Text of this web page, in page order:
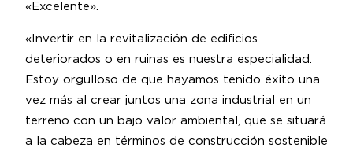
«Excelente».
«Invertir en la revitalización de edificios
deteriorados o en ruinas es nuestra especialidad.
Estoy orgulloso de que hayamos tenido éxito una
vez más al crear juntos una zona industrial en un
terreno con un bajo valor ambiental, que se situará
a la cabeza en términos de construcción sostenible